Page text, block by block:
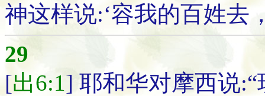
神这样说:‘容我的百姓去
29
[出6:1] 耶和华对摩西说